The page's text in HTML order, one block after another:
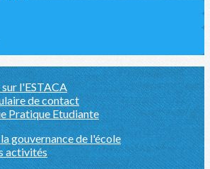
l'ESTACA
de contact
Pratique Etudiante
gouvernance de l'école
activités